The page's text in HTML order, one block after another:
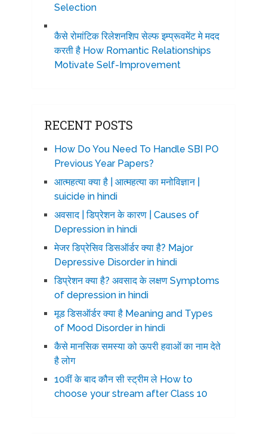
Selection
कैसे रोमांटिक रिलेशनशिप सेल्फ इम्प्रूवमेंट मे मदद
करती है How Romantic Relationships
Motivate Self-Improvement
RECENT POSTS
How Do You Need To Handle SBI PO
Previous Year Papers?
आत्महत्या क्या है | आत्महत्या का मनोविज्ञान |
suicide in hindi
अवसाद | डिप्रेशन के कारण | Causes of
Depression in hindi
मेजर डिप्रेसिव डिसऑर्डर क्या है? Major
Depressive Disorder in hindi
डिप्रेशन क्या है? अवसाद के लक्षण Symptoms
of depression in hindi
मूड डिसऑर्डर क्या है Meaning and Types
of Mood Disorder in hindi
कैसे मानसिक समस्या को ऊपरी हवाओं का नाम देते
है लोग
10वीं के बाद कौन सी स्ट्रीम ले How to
choose your stream after Class 10